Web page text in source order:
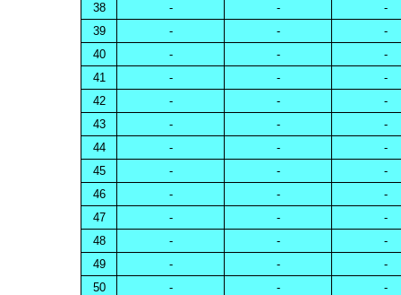
38
- -
-
39
- -
-
40
- -
-
41
- -
-
42
- -
-
43
- -
-
44
- -
-
45
- -
-
46
- -
-
47
- -
-
48
- -
-
49
- -
-
50
- -
-